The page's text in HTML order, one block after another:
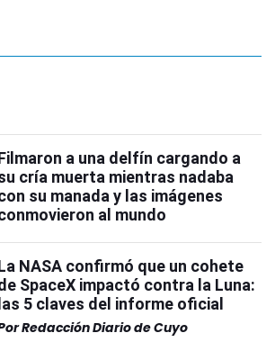
a una delfín cargando a
cría muerta mientras nadaba
su manada y las imágenes
al mundo
NASA confirmó que un cohete
SpaceX impactó contra la Luna:
las 5 claves del informe oficial
Redacción Diario de Cuyo